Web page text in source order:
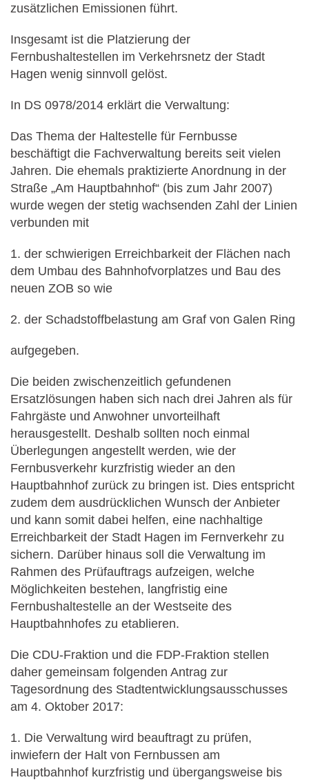
zusätzlichen Emissionen führt.
Insgesamt ist die Platzierung der
Fernbushaltestellen im Verkehrsnetz der Stadt
Hagen wenig sinnvoll gelöst.
In DS 0978/2014 erklärt die Verwaltung:
Das Thema der Haltestelle für Fernbusse
beschäftigt die Fachverwaltung bereits seit vielen
Jahren. Die ehemals praktizierte Anordnung in der
Straße „Am Hauptbahnhof“ (bis zum Jahr 2007)
wurde wegen der stetig wachsenden Zahl der Linien
verbunden mit
1. der schwierigen Erreichbarkeit der Flächen nach
dem Umbau des Bahnhofvorplatzes und Bau des
neuen ZOB so wie
2. der Schadstoffbelastung am Graf von Galen Ring
aufgegeben.
Die beiden zwischenzeitlich gefundenen
Ersatzlösungen haben sich nach drei Jahren als für
Fahrgäste und Anwohner unvorteilhaft
herausgestellt. Deshalb sollten noch einmal
Überlegungen angestellt werden, wie der
Fernbusverkehr kurzfristig wieder an den
Hauptbahnhof zurück zu bringen ist. Dies entspricht
zudem dem ausdrücklichen Wunsch der Anbieter
und kann somit dabei helfen, eine nachhaltige
Erreichbarkeit der Stadt Hagen im Fernverkehr zu
sichern. Darüber hinaus soll die Verwaltung im
Rahmen des Prüfauftrags aufzeigen, welche
Möglichkeiten bestehen, langfristig eine
Fernbushaltestelle an der Westseite des
Hauptbahnhofes zu etablieren.
Die CDU-Fraktion und die FDP-Fraktion stellen
daher gemeinsam folgenden Antrag zur
Tagesordnung des Stadtentwicklungsausschusses
am 4. Oktober 2017:
1. Die Verwaltung wird beauftragt zu prüfen,
inwiefern der Halt von Fernbussen am
Hauptbahnhof kurzfristig und übergangsweise bis